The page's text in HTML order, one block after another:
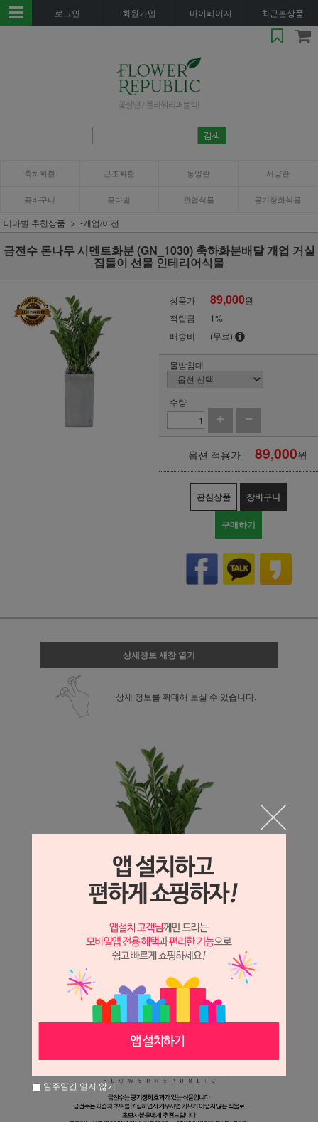
로그인 회원가입 마이페이지 최근본상품
축하화환 근조화환 동양란 서양란
꽃바구니 꽃다발 관엽식물 공기정화식물
테마별 추천상품 -개업/이전
금전수 돈나무 시멘트화분 (GN_1030) 축하화분배달 개업 거실
집들이 선물 인테리어식물
상품가 89,000원
적립금
1%
배송비
(무료)
물받침대
수량
옵션 적용가 89,000원
관심상품 장바구니
구매하기
상세정보 새창 열기
상세 정보를 확대해 보실 수 있습니다.
일주일간 열지 않기